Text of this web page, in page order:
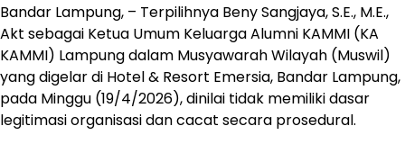
Bandar Lampung, – Terpilihnya Beny Sangjaya, S.E., M.E.,
Akt sebagai Ketua Umum Keluarga Alumni KAMMI (KA
KAMMI) Lampung dalam Musyawarah Wilayah (Muswil)
yang digelar di Hotel & Resort Emersia, Bandar Lampung,
pada Minggu (19/4/2026), dinilai tidak memiliki dasar
legitimasi organisasi dan cacat secara prosedural.